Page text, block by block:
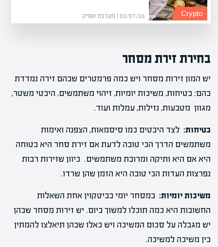
02/07/26 | מערכת אפיק Crypto
בחירת זירת מסחר
יש המון זירות מסחר ויש כמה פרמטרים שבהם זירה נמדדת
בהם: בטיחות, משיכות יומיות, זיהוי משתמשים, היבטי משטר,
מגוון מטבעות, נזילות, עמלות ועוד.
בטיחות: לצד היבטים כמו סיסמאות, הצפנה ואימות
משתמשים הדרך הכי טובה לדעת אם זירת סחר היא בטוחה
היא אם היא ותיקה ומרובת משתמשים. כיוון שזירות רבות
נפרצות העדות הכי טובה היא הזמן שהן שרדו.
משיכות יומיות: במסחר יומי בביטקוין אחת השאלות
החשובות היא כמה תוכלו למשוך ביום. יש זירות מסחר שבהן
יש מגבלה על סכום המשיכה ויש כאלו שבהן תיאלצו להמתין
בין משיכה למשיכה.